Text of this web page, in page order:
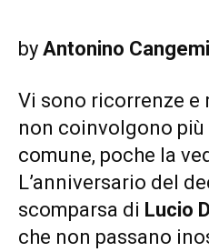
by Antonino Cangemi
Vi sono ricorrenze e
non coinvolgono
comune, poche la
L’anniversario del
scomparsa di Lucio
che non passano